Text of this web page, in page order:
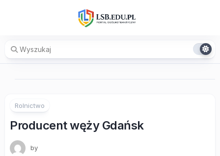
Rolnictwo
Producent węży Gdańsk
by